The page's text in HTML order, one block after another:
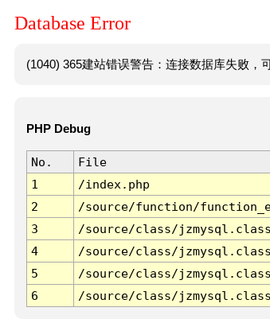
Database Error
(1040) 365建站错误警告：连接数据库失败，
PHP Debug
No. File
1
/index.php
2
/source/function/
3
/source/class/
4
/source/class/
5
/source/class/
6
/source/class/